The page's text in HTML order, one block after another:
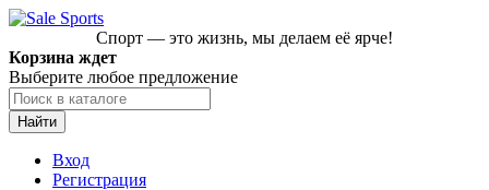
Спорт — это жизнь, мы делаем её ярче!
Корзина ждет
Выберите любое предложение
Найти
Вход
Регистрация